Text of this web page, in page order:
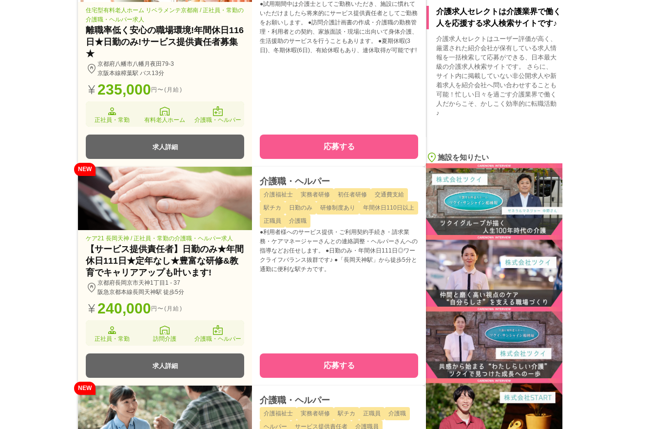
住宅型有料老人ホーム リベラメンテ京都南 / 正社員・常勤の
介護職・ヘルパー求人
離職率低く安心の職場環境!年間休日116
日★日勤のみ!サービス提供責任者募集
★
京都府八幡市八幡月夜田79-3
京阪本線樟葉駅 バス13分
235,000円〜(月給)
正社員・常勤 有料老人ホーム 介護職・ヘルパー
求人詳細
●試用期間中は介護士としてご勤務いただき、施設に慣れて
いただけましたら将来的にサービス提供責任者としてご勤務
をお願いします。 ●訪問介護計画書の作成・介護職の勤務管
理・利用者との契約、家族面談・現場に出向いて身体介護、
生活援助のサービスを行うこともあります。 ●夏期休暇(3
日)、冬期休暇(6日)、有給休暇もあり、連休取得が可能です!
応募する
NEW
ケア21 長岡天神 / 正社員・常勤の介護職・ヘルパー求人
【サービス提供責任者】日勤のみ★年間
休日111日★定年なし★豊富な研修&教
育でキャリアアップも叶います!
京都府長岡京市天神1丁目1 - 37
阪急京都本線長岡天神駅 徒歩5分
240,000円〜(月給)
正社員・常勤 訪問介護 介護職・ヘルパー
求人詳細
介護職・ヘルパー
介護福祉士 実務者研修 初任者研修
交通費支給
駅チカ
日勤のみ 研修制度あり
年間休日110日以上
正職員
介護職
●利用者様へのサービス提供・ご利用契約手続き・請求業
務・ケアマネージャーさんとの連絡調整・ヘルパーさんへの
指導などお任せします。 ●日勤のみ・年間休日111日◎ワー
クライフバランス抜群です♪ ●「長岡天神駅」から徒歩5分と
通勤に便利な駅チカです。
応募する
NEW
介護職・ヘルパー
介護福祉士 実務者研修 駅チカ 正職員
介護職
ヘルパー
サービス提供責任者 介護職員
介護求人セレクトは介護業界で働く
人を応援する求人検索サイトです♪
介護求人セレクトはユーザー評価が高く、
厳選された紹介会社が保有している求人情
報を一括検索して応募ができる、日本最大
級の介護求人検索サイトです。 さらに、
サイト内に掲載していない非公開求人や新
着求人を紹介会社へ問い合わせすることも
可能！忙しい日々を過ごす介護業界で働く
人だからこそ、かしこく効率的に転職活動
♪
施設を知りたい